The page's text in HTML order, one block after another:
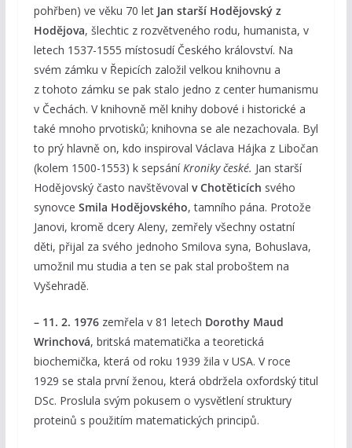
pohřben) ve věku 70 let Jan starší Hodějovský z
Hodějova, šlechtic z rozvětveného rodu, humanista, v
letech 1537-1555 místosudí Českého království. Na
svém zámku v Řepicích založil velkou knihovnu a
z tohoto zámku se pak stalo jedno z center humanismu
v Čechách. V knihovně měl knihy dobové i historické a
také mnoho prvotisků; knihovna se ale nezachovala. Byl
to prý hlavně on, kdo inspiroval Václava Hájka z Libočan
(kolem 1500-1553) k sepsáníKroniky české. Jan starší
Hodějovský často navštěvoval v Chotěticích svého
synovce Smila Hodějovského, tamního pána. Protože
Janovi, kromě dcery Aleny, zemřely všechny ostatní
děti, přijal za svého jednoho Smilova syna, Bohuslava,
umožnil mu studia a ten se pak stal proboštem na
Vyšehradě.
– 11. 2. 1976zemřela v 81 letech Dorothy Maud
Wrinchová, britská matematička a teoretická
biochemička, která od roku 1939 žila v USA. V roce
1929 se stala první ženou, která obdržela oxfordský titul
DSc. Proslula svým pokusem o vysvětlení struktury
proteinů s použitím matematických principů.